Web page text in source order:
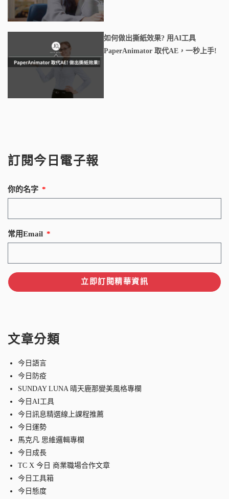
如何做出撕紙效果? 用AI工具
PaperAnimator 取代AE，一秒上手!
訂閱今日電子報
你的名字
常用Email
立即訂閱精華資訊
文章分類
今日語言
今日防疫
SUNDAY LUNA 晴天鹿那變美風格專欄
今日AI工具
今日訊息精選線上課程推薦
今日運勢
馬克凡 思維邏輯專欄
今日成長
TC X 今日 商業職場合作文章
今日工具箱
今日態度